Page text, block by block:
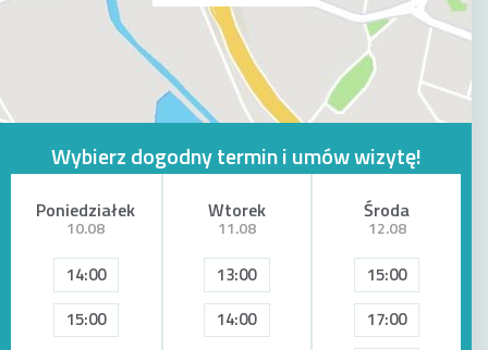
Wybierz dogodny termin i umów wizytę!
Poniedziałek
10.08
14:00
15:00
Wtorek
11.08
13:00
14:00
Środa
12.08
15:00
17:00